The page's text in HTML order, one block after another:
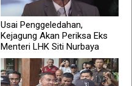
Usai Penggeledahan,
Kejagung Akan Periksa Eks
Menteri LHK Siti Nurbaya